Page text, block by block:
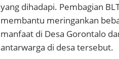
yang dihadapi. Pembagian
membantu meringankan
manfaat di Desa Gorontalo
antarwarga di desa tersebut.